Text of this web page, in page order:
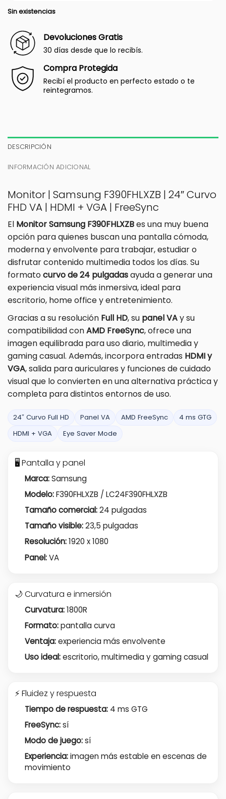
Sin existencias
Devoluciones Gratis
30 días desde que lo recibís.
Compra Protegida
Recibí el producto en perfecto estado o te
reintegramos.
DESCRIPCIÓN
INFORMACIÓN ADICIONAL
Monitor | Samsung F390FHLXZB | 24″ Curvo
FHD VA | HDMI + VGA | FreeSync
El Monitor Samsung F390FHLXZBes una muy buena
opción para quienes buscan una pantalla cómoda,
moderna y envolvente para trabajar, estudiar o
disfrutar contenido multimedia todos los días. Su
formatocurvo de 24 pulgadasayuda a generar una
experiencia visual más inmersiva, ideal para
escritorio, home office y entretenimiento.
Gracias a su resolución Full HD, su panel VAy su
compatibilidad conAMD FreeSync, ofrece una
imagen equilibrada para uso diario, multimedia y
gaming casual. Además, incorpora entradas HDMI y
VGA, salida para auriculares y funciones de cuidado
visual que lo convierten en una alternativa práctica y
completa para distintos entornos de uso.
24″ Curvo Full HD Panel VA AMD FreeSync
4 ms GTG
HDMI + VGA
Eye Saver Mode
🖥️ Pantalla y panel
Marca:Samsung
Modelo:F390FHLXZB / LC24F390FHLXZB
Tamaño comercial:24 pulgadas
Tamaño visible:23,5 pulgadas
Resolución:1920 x 1080
Panel:VA
🌙 Curvatura e inmersión
Curvatura:1800R
Formato:pantalla curva
Ventaja:experiencia más envolvente
Uso ideal:escritorio, multimedia y gaming casual
⚡ Fluidez y respuesta
Tiempo de respuesta:4 ms GTG
FreeSync:sí
Modo de juego:sí
Experiencia:imagen más estable en escenas de
movimiento